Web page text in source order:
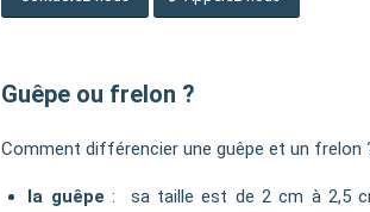
Guêpe ou frelon ?
Comment différencier une guêpe et un frelon
la guêpe : sa taille est de 2 cm à 2,5